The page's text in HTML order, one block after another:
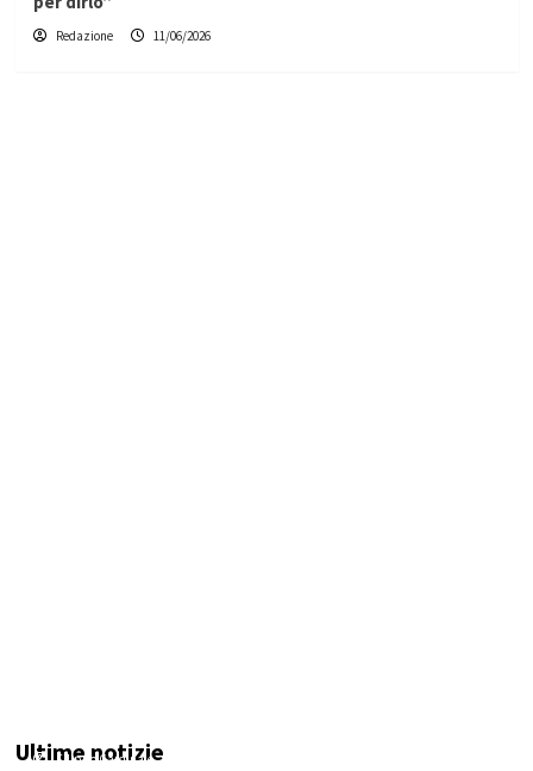
Redazione 11/06/2026
Ultime notizie
Filippo Cardinale